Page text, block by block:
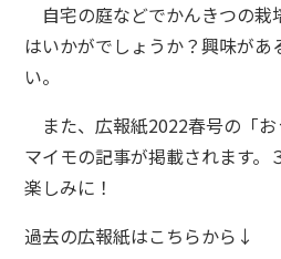
自宅の庭などでかんきつの栽
はいかがでしょうか？興味があ
い。
また、広報紙2022春号の「
マイモの記事が掲載されます。
楽しみに！
過去の広報紙はこちらから↓